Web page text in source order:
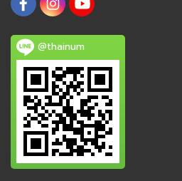
@thainum